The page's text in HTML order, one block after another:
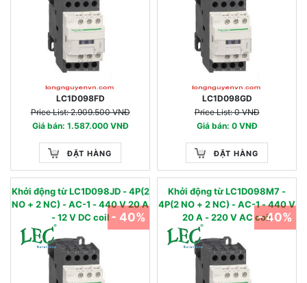
LC1D098FD
Price List: 2.909.500 VNĐ
Giá bán: 1.587.000 VNĐ
ĐẶT HÀNG
LC1D098GD
Price List: 0 VNĐ
Giá bán: 0 VNĐ
ĐẶT HÀNG
Khởi động từ LC1D098JD - 4P(2
NO + 2 NC) - AC-1 - 440 V 20 A
- 12 V DC coil - 40%
Khởi động từ LC1D098M7 -
4P(2 NO + 2 NC) - AC-1 - 440 V
20 A - 220 V AC coil- 40%